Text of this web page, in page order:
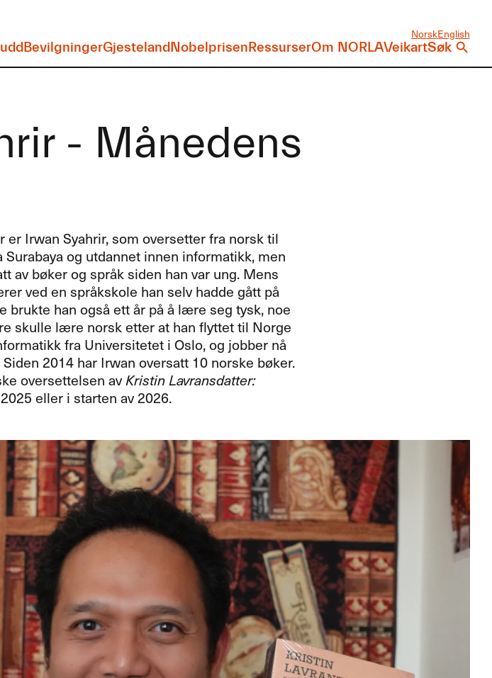
NorskEnglish
BevilgningerGjestelandNobelprisenRessurserOm NORLAVeikartSøk
- Månedens
Irwan Syahrir, som oversetter fra norsk til
og utdannet innen informatikk, men
av bøker og språk siden han var ung. Mens
ved en språkskole han selv hadde gått på
brukte han også ett år på å lære seg tysk, noe
skulle lære norsk etter at han flyttet til Norge
fra Universitetet i Oslo, og jobber nå
2014 har Irwan oversatt 10 norske bøker.
oversettelsen avKristin Lavransdatter:
eller i starten av 2026.